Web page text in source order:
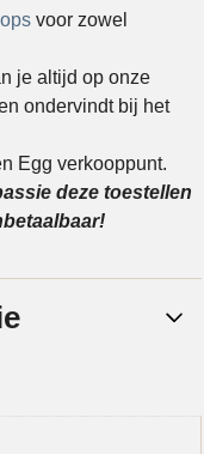
voor zowel
je altijd op onze
ondervindt bij het
Egg verkooppunt.
deze toestellen